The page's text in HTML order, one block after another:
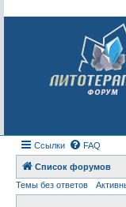
Ссылки FAQ
Список форумов
Темы без ответов